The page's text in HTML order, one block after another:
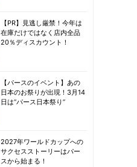
【PR】見逃し厳禁！今年は
在庫だけではなく店内全品
20％ディスカウント！
【パースのイベント】あの
日本のお祭りが出現！3月14
日は“パース日本祭り”
2027年ワールドカップへの
サクセスストーリーはパー
スから始まる！